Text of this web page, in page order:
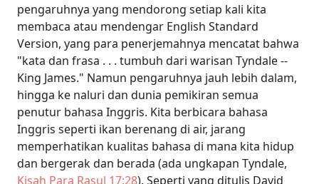
pengaruhnya yang mendorong setiap kali kita
membaca atau mendengar English Standard
Version, yang para penerjemahnya mencatat bahwa
"kata dan frasa . . . tumbuh dari warisan Tyndale --
King James." Namun pengaruhnya jauh lebih dalam,
hingga ke naluri dan dunia pemikiran semua
penutur bahasa Inggris. Kita berbicara bahasa
Inggris seperti ikan berenang di air, jarang
memperhatikan kualitas bahasa di mana kita hidup
dan bergerak dan berada (ada ungkapan Tyndale,
Kisah Para Rasul 17:28). Seperti yang ditulis David